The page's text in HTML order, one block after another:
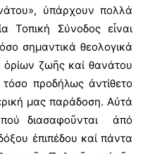
ὑπάρχουν πολλά
Τοπική Σύνοδος εἶναι
σημαντικά θεολογικά
ζωῆς καί θανάτου
προδήλως ἀντίθετο
μας παράδοση. Αὐτά
πού διασαφοῦνται ἀπό
ἐπιπέδου καί πάντα